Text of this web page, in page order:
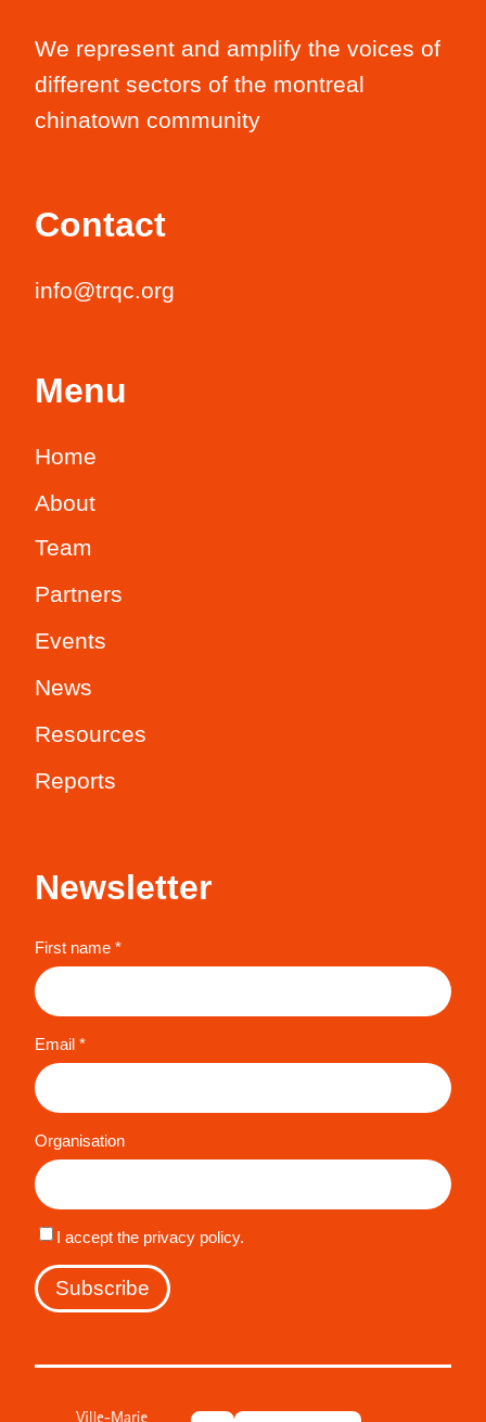
We represent and amplify the voices of
different sectors of the montreal
chinatown community
Contact
info@trqc.org
Menu
Home
About
Team
Partners
Events
News
Resources
Reports
Newsletter
First name *
Email *
Organisation
I accept the privacy policy.
Subscribe